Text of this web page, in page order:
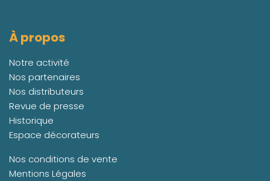
À propos
Notre activité
Nos partenaires
Nos distributeurs
Revue de presse
Historique
Espace décorateurs
Nos conditions de vente
Mentions Légales